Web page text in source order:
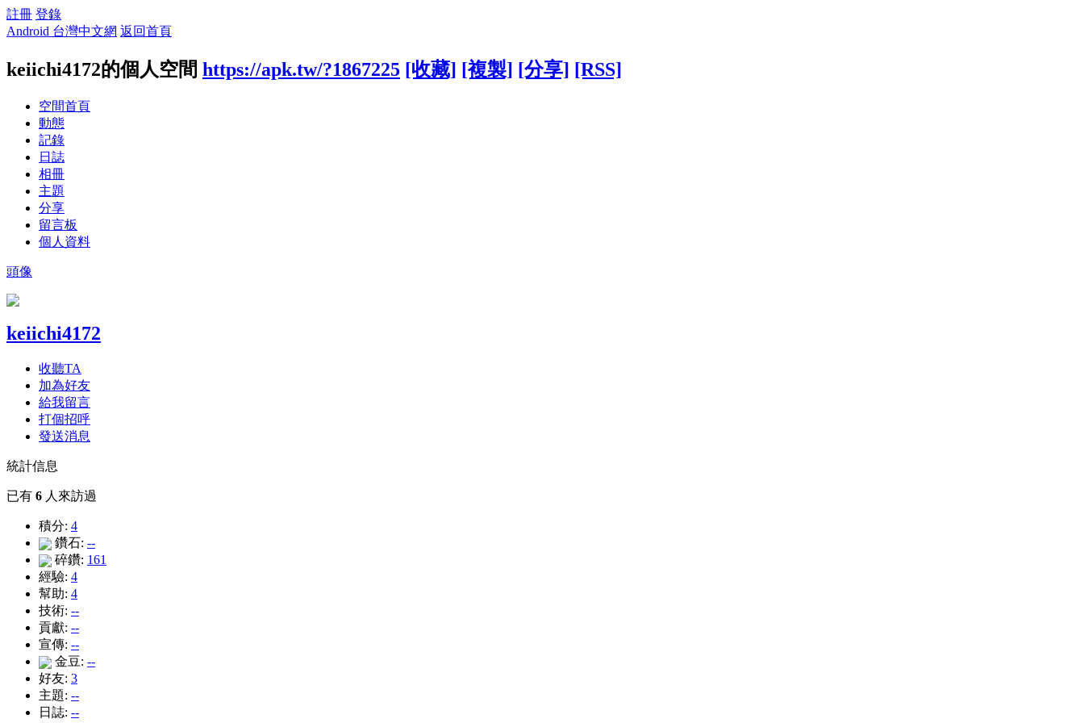
註冊 登錄
Android 台灣中文網 返回首頁
keiichi4172的個人空間 https://apk.tw/?1867225 [收藏] [複製] [分享] [RSS]
空間首頁
動態
記錄
日誌
相冊
主題
分享
留言板
個人資料
頭像
keiichi4172
收聽TA
加為好友
給我留言
打個招呼
發送消息
統計信息
已有 6 人來訪過
積分: 4
鑽石: --
碎鑽: 161
經驗: 4
幫助: 4
技術: --
貢獻: --
宣傳: --
金豆: --
好友: 3
主題: --
日誌: --